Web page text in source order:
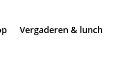
Vergaderen & lunch